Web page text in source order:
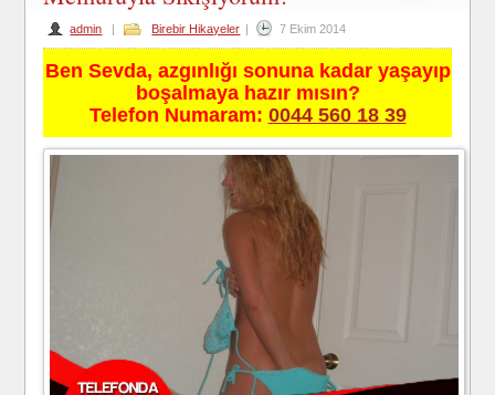
admin | Birebir Hikayeler | 7 Ekim 2014
Ben Sevda, azgınlığı sonuna kadar yaşayıp
boşalmaya hazır mısın?
Telefon Numaram: 0044 560 18 39